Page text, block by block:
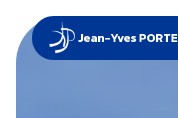
Jean-Yves PORTE
Panneau de gestion des cookies